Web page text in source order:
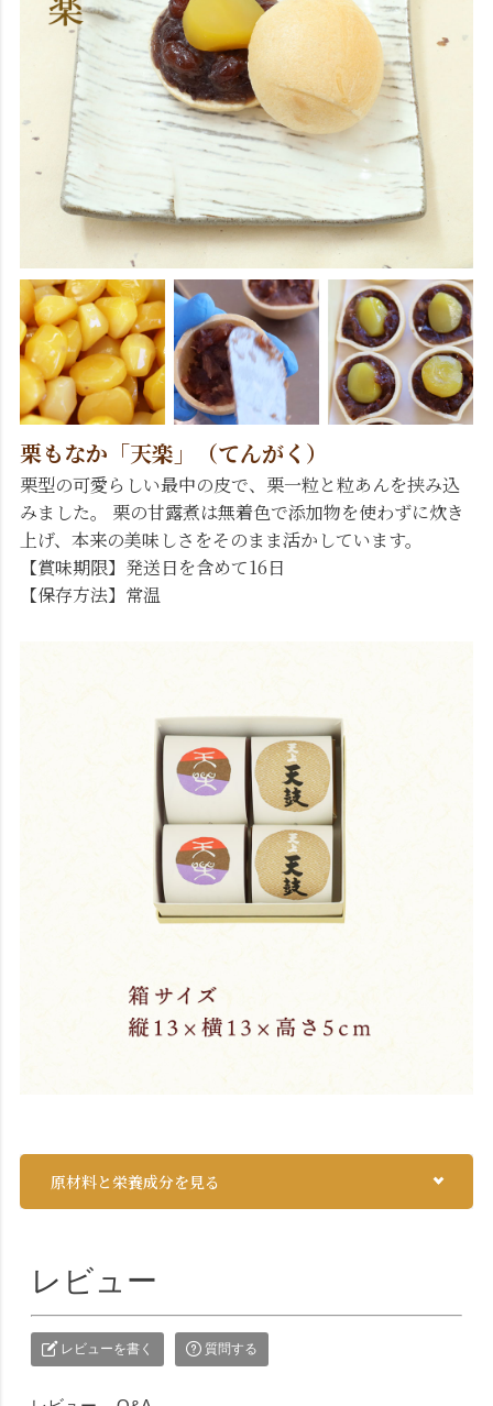
栗もなか「天楽」（てんがく）
栗型の可愛らしい最中の皮で、栗一粒と粒あんを挟み込
みました。 栗の甘露煮は無着色で添加物を使わずに炊き
上げ、本来の美味しさをそのまま活かしています。
【賞味期限】発送日を含めて16日
【保存方法】常温
原材料と栄養成分を見る
レビュー
レビューを書く 質問する